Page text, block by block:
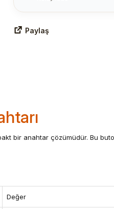
Paylaş
bir anahtar çözümüdür. Bu
Değer